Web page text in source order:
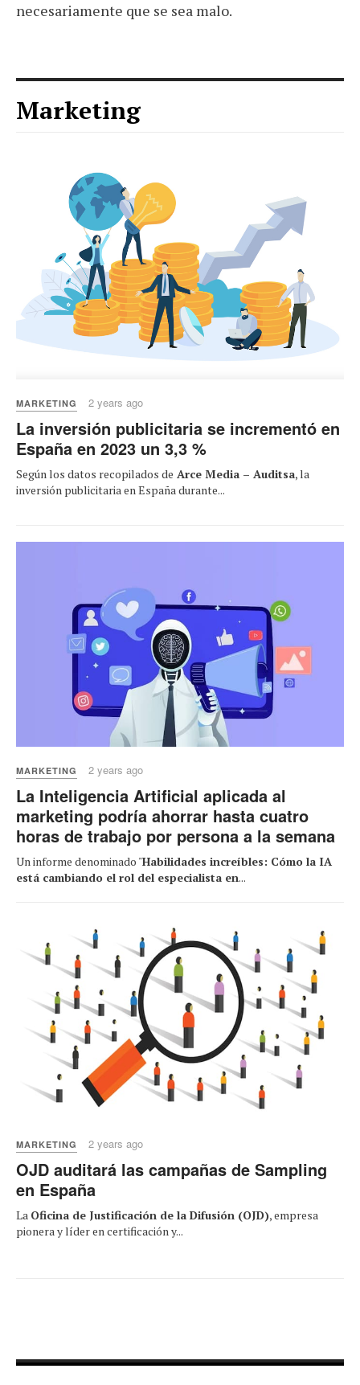
necesariamente que se sea malo.
Marketing
MARKETING 2 years ago
La inversión publicitaria se incrementó en
España en 2023 un 3,3 %
Según los datos recopilados de Arce Media – Auditsa, la
inversión publicitaria en España durante...
MARKETING 2 years ago
La Inteligencia Artificial aplicada al
marketing podría ahorrar hasta cuatro
horas de trabajo por persona a la semana
Un informe denominado "Habilidades increíbles: Cómo la IA
está cambiando el rol del especialista en...
MARKETING 2 years ago
OJD auditará las campañas de Sampling
en España
La Oficina de Justificación de la Difusión (OJD), empresa
pionera y líder en certificación y...